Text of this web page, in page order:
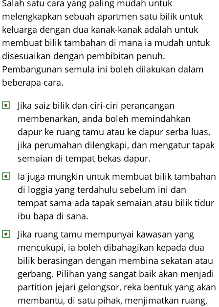
Salah satu cara yang paling mudah untuk
melengkapkan sebuah apartmen satu bilik untuk
keluarga dengan dua kanak-kanak adalah untuk
membuat bilik tambahan di mana ia mudah untuk
disesuaikan dengan pembibitan penuh.
Pembangunan semula ini boleh dilakukan dalam
beberapa cara.
Jika saiz bilik dan ciri-ciri perancangan
membenarkan, anda boleh memindahkan
dapur ke ruang tamu atau ke dapur serba luas,
jika perumahan dilengkapi, dan mengatur tapak
semaian di tempat bekas dapur.
Ia juga mungkin untuk membuat bilik tambahan
di loggia yang terdahulu sebelum ini dan
tempat sama ada tapak semaian atau bilik tidur
ibu bapa di sana.
Jika ruang tamu mempunyai kawasan yang
mencukupi, ia boleh dibahagikan kepada dua
bilik berasingan dengan membina sekatan atau
gerbang. Pilihan yang sangat baik akan menjadi
partition jejari gelongsor, reka bentuk yang akan
membantu, di satu pihak, menjimatkan ruang,